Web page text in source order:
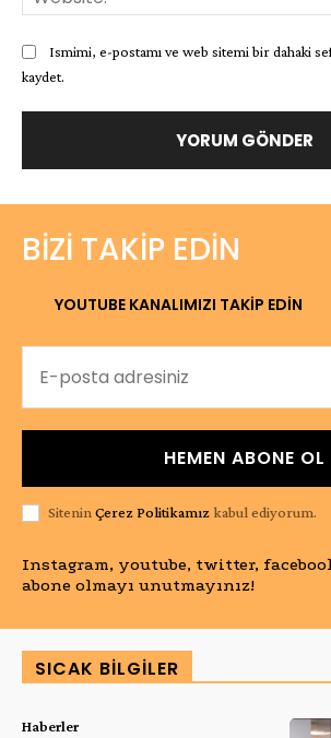
Ismimi, e-postamı ve web sitemi bir dahaki
kaydet.
BIZI TAKIP EDIN
YOUTUBE KANALIMIZI TAKİP EDİN
HEMEN ABONE OL
Sitenin Çerez Politikamızkabul ediyorum.
Instagram, youtube, twitter,
abone olmayı unutmayınız!
SICAK BILGILER
Haberler